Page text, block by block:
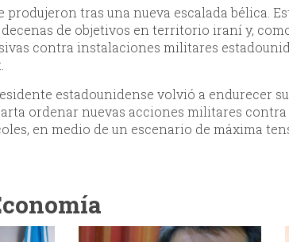
produjeron tras una nueva escalada bélica.
de objetivos en territorio iraní y,
contra instalaciones militares
estadounidense volvió a endurecer
ordenar nuevas acciones militares
en medio de un escenario de máxima